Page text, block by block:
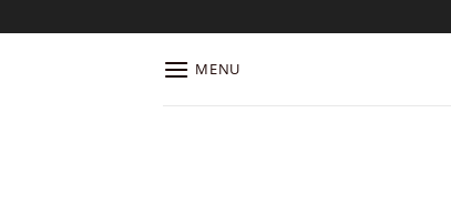
ai
MENU